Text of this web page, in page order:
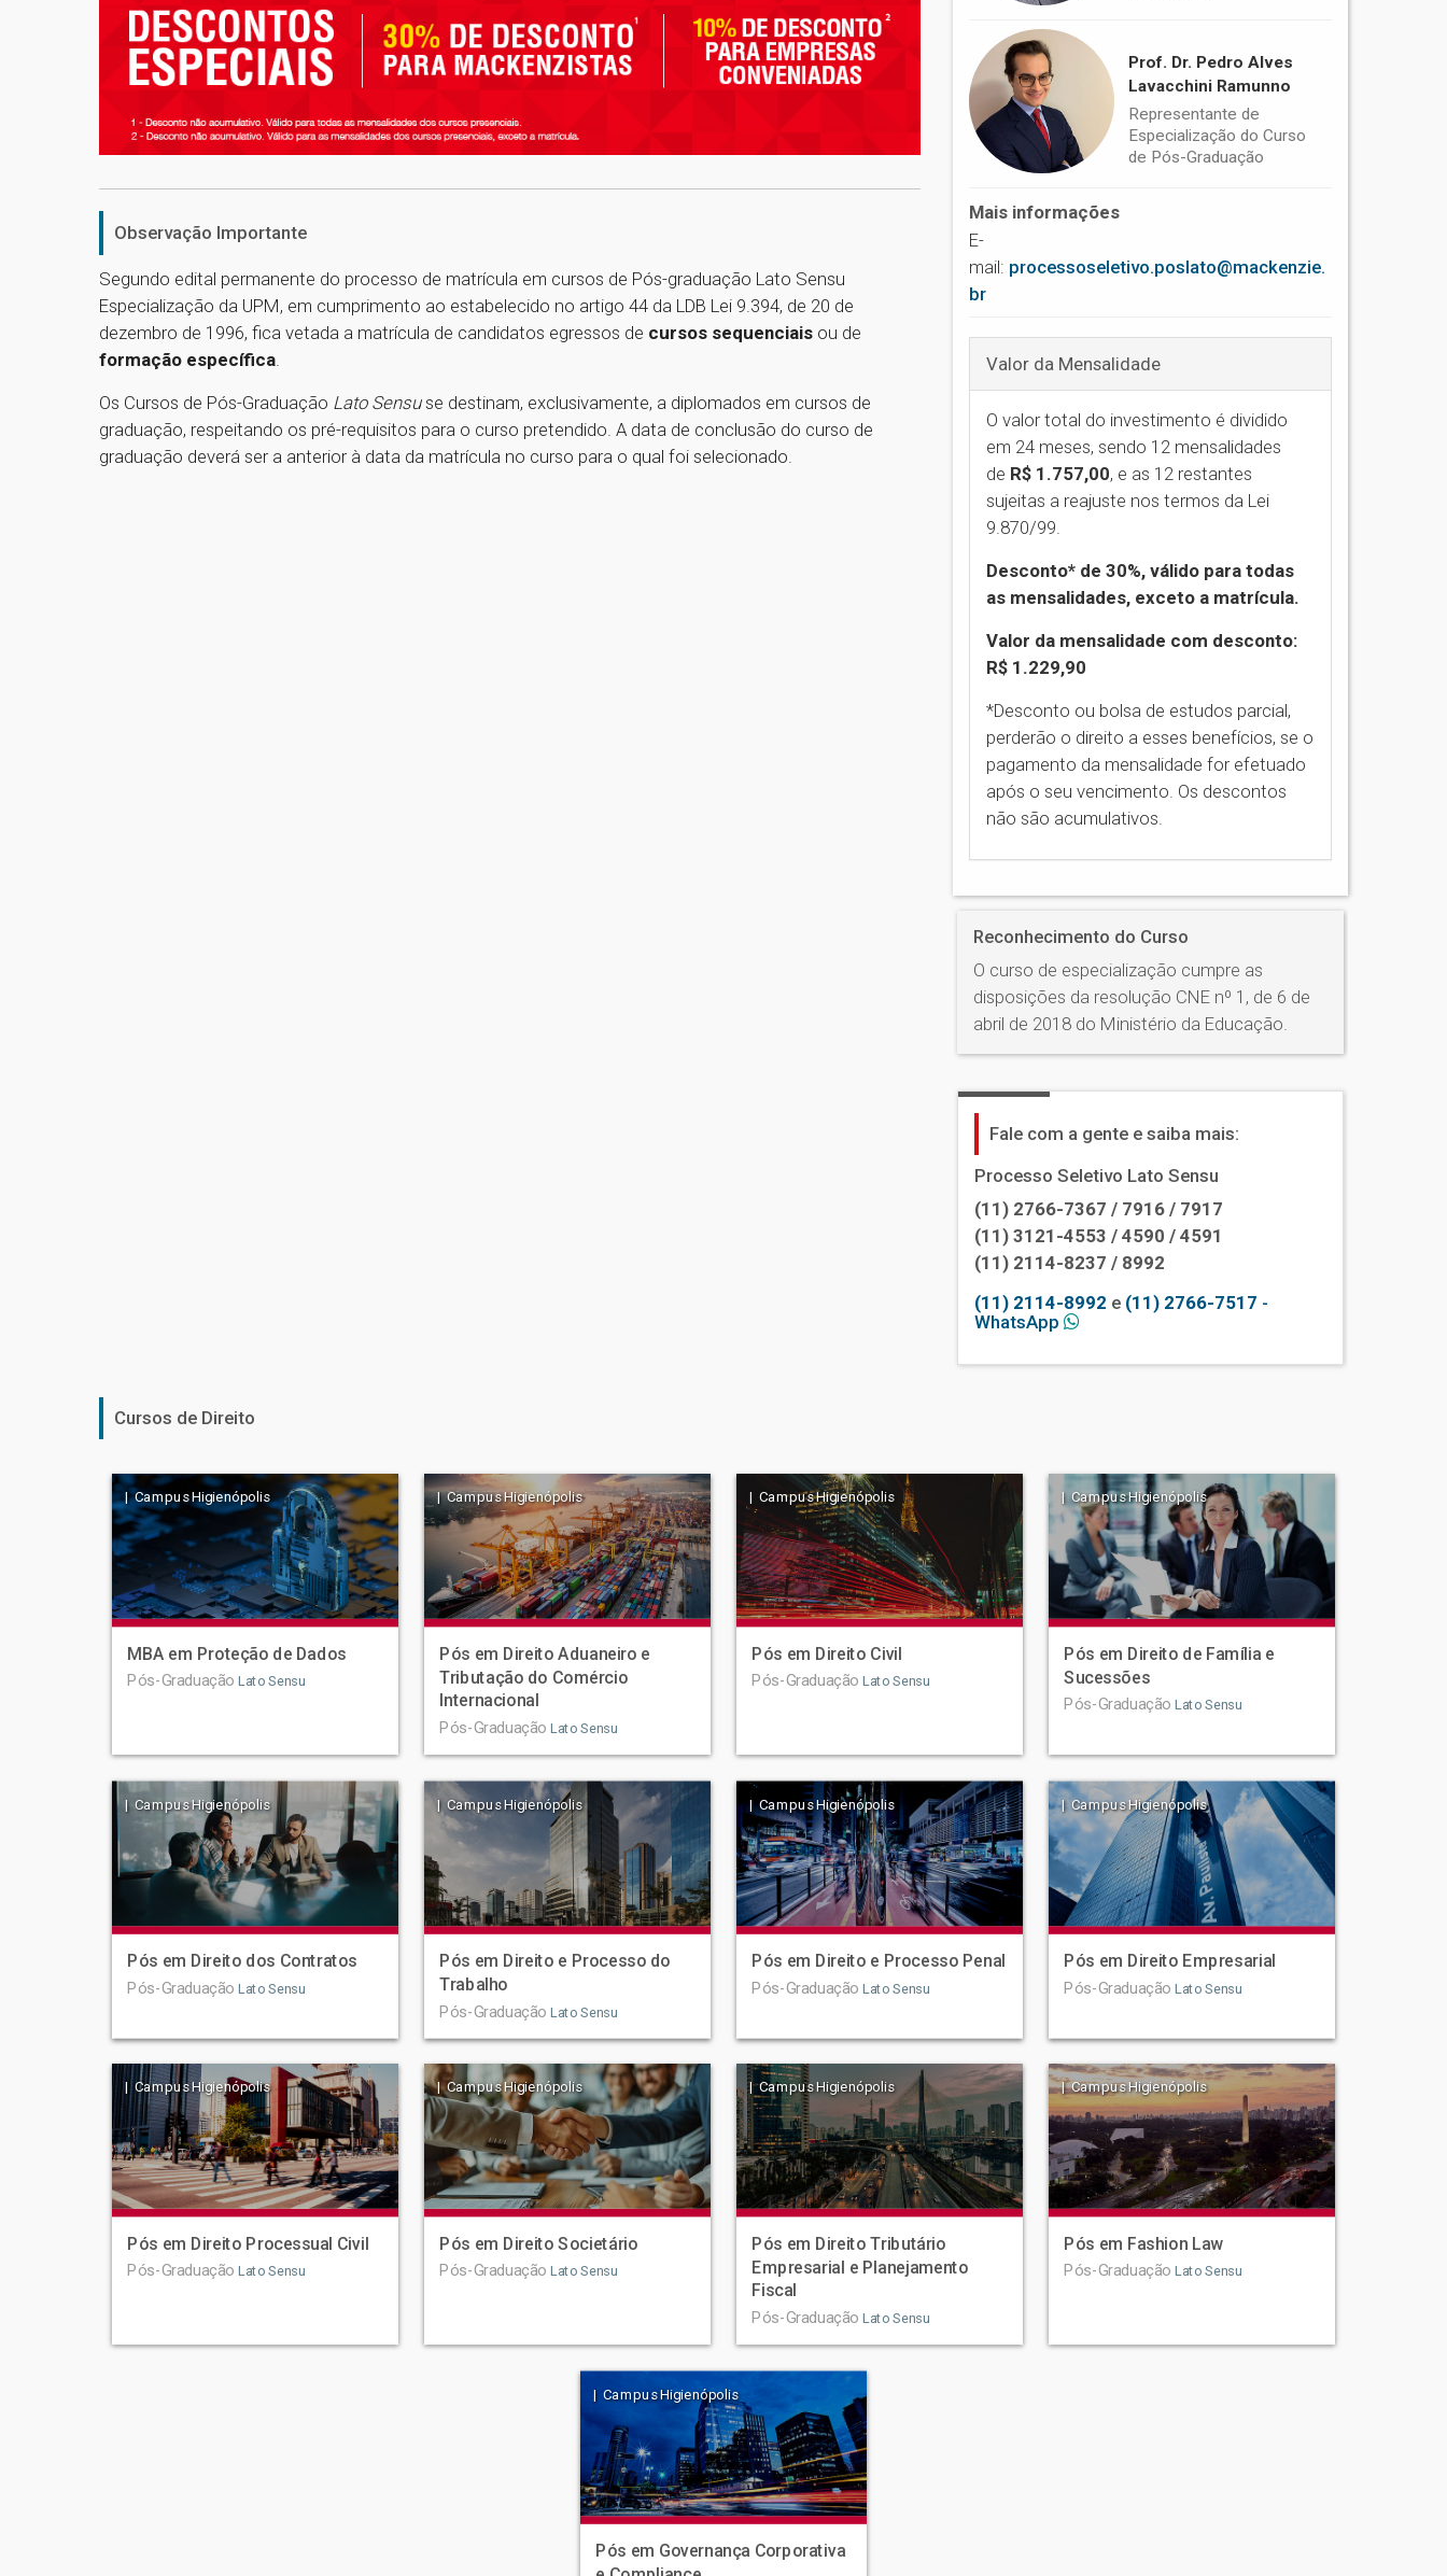
Observação Importante
Segundo edital permanente do processo de matrícula em cursos de Pós-graduação Lato Sensu
Especialização da UPM, em cumprimento ao estabelecido no artigo 44 da LDB Lei 9.394, de 20 de
dezembro de 1996, fica vetada a matrícula de candidatos egressos de cursos sequenciais ou de
formação específica
Os Cursos de Pós-Graduação Lato Sensuse destinam, exclusivamente, a diplomados em cursos de
graduação, respeitando os pré-requisitos para o curso pretendido. A data de conclusão do curso de
graduação deverá ser a anterior à data da matrícula no curso para o qual foi selecionado.
Prof. Dr. Pedro Alves
Lavacchini Ramunno
Representante de
Especialização do Curso
de Pós-Graduação
Mais informações
E-
mail: processoseletivo.poslato@mackenzie.
br
Valor da Mensalidade
O valor total do investimento é dividido
em 24 meses, sendo 12 mensalidades
de R$ 1.757,00, e as 12 restantes
sujeitas a reajuste nos termos da Lei
9.870/99.
Desconto* de 30%, válido para todas
as mensalidades, exceto a matrícula.
Valor da mensalidade com desconto:
R$ 1.229,90
*Desconto ou bolsa de estudos parcial,
perderão o direito a esses benefícios, se o
pagamento da mensalidade for efetuado
após o seu vencimento. Os descontos
não são acumulativos.
Reconhecimento do Curso
O curso de especialização cumpre as
disposições da resolução CNE nº 1, de 6 de
abril de 2018 do Ministério da Educação.
Fale com a gente e saiba mais:
Processo Seletivo Lato Sensu
(11) 2766-7367 / 7916 / 7917
(11) 3121-4553 / 4590 / 4591
(11) 2114-8237 / 8992
(11) 2114-8992 e (11) 2766-7517 -
WhatsApp
Cursos de Direito
| Campus Higienópolis
MBA em Proteção de Dados
Pós-Graduação Lato Sensu
| Campus Higienópolis
Pós em Direito Aduaneiro e
Tributação do Comércio
Internacional
Pós-Graduação Lato Sensu
| Campus Higienópolis
Pós em Direito Civil
Pós-Graduação Lato Sensu
| Campus Higienópolis
Pós em Direito de Família e
Sucessões
Pós-Graduação Lato Sensu
| Campus Higienópolis
Pós em Direito dos Contratos
Pós-Graduação Lato Sensu
| Campus Higienópolis
Pós em Direito e Processo do
Trabalho
Pós-Graduação Lato Sensu
| Campus Higienópolis
Pós em Direito e Processo Penal
Pós-Graduação Lato Sensu
| Campus Higienópolis
Pós em Direito Empresarial
Pós-Graduação Lato Sensu
| Campus Higienópolis
Pós em Direito Processual Civil
Pós-Graduação Lato Sensu
| Campus Higienópolis
Pós em Direito Societário
Pós-Graduação Lato Sensu
| Campus Higienópolis
Pós em Direito Tributário
Empresarial e Planejamento
Fiscal
Pós-Graduação Lato Sensu
| Campus Higienópolis
Pós em Fashion Law
Pós-Graduação Lato Sensu
| Campus Higienópolis
Pós em Governança Corporativa